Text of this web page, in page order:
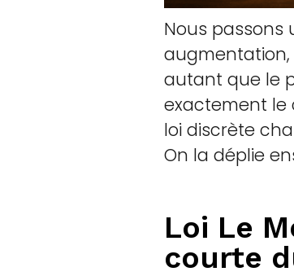
Nous passons
autant que le
exactement le
loi discrète
On la déplie
Loi Le
courte